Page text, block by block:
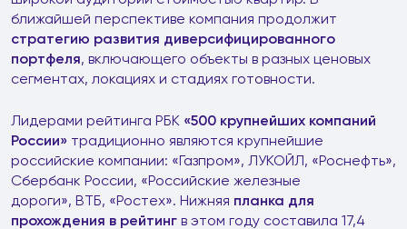
ближайшей перспективе компания продолжит
стратегию развития диверсифицированного
портфеля, включающего объекты в разных ценовых
сегментах, локациях и стадиях готовности.
Лидерами рейтинга РБК «500 крупнейших компаний
России» традиционно являются крупнейшие
российские компании: «Газпром», ЛУКОЙЛ, «Роснефть»,
Сбербанк России, «Российские железные
дороги», ВТБ, «Ростех». Нижняя планка для
прохождения в рейтинг в этом году составила 17,4